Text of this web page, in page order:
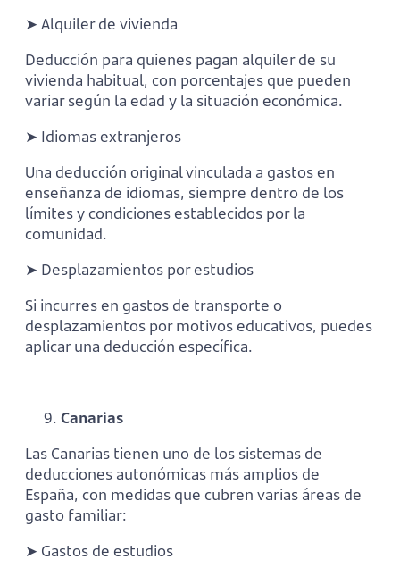
➤ Alquiler de vivienda
Deducción para quienes pagan alquiler de su
vivienda habitual, con porcentajes que pueden
variar según la edad y la situación económica.
➤ Idiomas extranjeros
Una deducción original vinculada a gastos en
enseñanza de idiomas, siempre dentro de los
límites y condiciones establecidos por la
comunidad.
➤ Desplazamientos por estudios
Si incurres en gastos de transporte o
desplazamientos por motivos educativos, puedes
aplicar una deducción específica.
Canarias
Las Canarias tienen uno de los sistemas de
deducciones autonómicas más amplios de
España, con medidas que cubren varias áreas de
gasto familiar:
➤ Gastos de estudios